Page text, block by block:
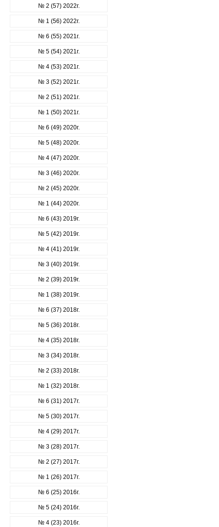
№ 2 (57) 2022г.
№ 1 (56) 2022г.
№ 6 (55) 2021г.
№ 5 (54) 2021г.
№ 4 (53) 2021г.
№ 3 (52) 2021г.
№ 2 (51) 2021г.
№ 1 (50) 2021г.
№ 6 (49) 2020г.
№ 5 (48) 2020г.
№ 4 (47) 2020г.
№ 3 (46) 2020г.
№ 2 (45) 2020г.
№ 1 (44) 2020г.
№ 6 (43) 2019г.
№ 5 (42) 2019г.
№ 4 (41) 2019г.
№ 3 (40) 2019г.
№ 2 (39) 2019г.
№ 1 (38) 2019г.
№ 6 (37) 2018г.
№ 5 (36) 2018г.
№ 4 (35) 2018г.
№ 3 (34) 2018г.
№ 2 (33) 2018г.
№ 1 (32) 2018г.
№ 6 (31) 2017г.
№ 5 (30) 2017г.
№ 4 (29) 2017г.
№ 3 (28) 2017г.
№ 2 (27) 2017г.
№ 1 (26) 2017г.
№ 6 (25) 2016г.
№ 5 (24) 2016г.
№ 4 (23) 2016г.